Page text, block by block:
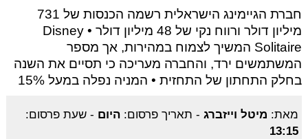
חברת הגיימינג הישראלית רשמה הכנסות של 731
מיליון דולר ורווח נקי של 48 מיליון דולר • Disney
Solitaire המשיך לצמוח במהירות, אך מספר
המשתמשים ירד, והחברה מעריכה כי תסיים את השנה
בחלק התחתון של התחזית • המניה נפלה במעל 15%
מאת: מיטל וייזברג- תאריך פרסום: היום - שעת פרסום:
13:15